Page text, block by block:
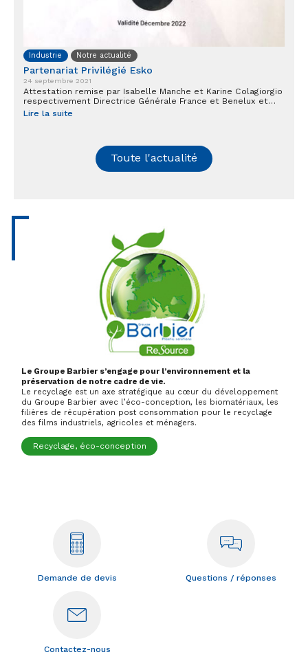
Industrie Notre actualité
Partenariat Privilégié Esko
24 septembre 2021
Attestation remise par Isabelle Manche et Karine Colagiorgio
respectivement Directrice Générale France et Benelux et…
Lire la suite
Toute l'actualité
Le Groupe Barbier s’engage pour l’environnement et la
préservation de notre cadre de vie.
Le recyclage est un axe stratégique au cœur du développement
du Groupe Barbier avec l’éco-conception, les biomatériaux, les
filières de récupération post consommation pour le recyclage
des films industriels, agricoles et ménagers.
Recyclage, éco-conception
Demande de devis Questions / réponses
Contactez-nous